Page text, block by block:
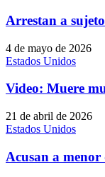
Arrestan a
4 de mayo de 2026
Estados Unidos
Video: Muere
21 de abril de 2026
Estados Unidos
Acusan a menor